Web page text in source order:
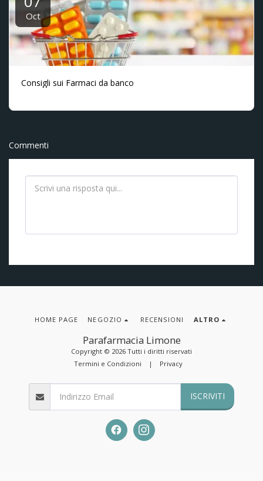
Oct
Consigli sui Farmaci da banco
Commenti
Parafarmacia Limone
Copyright © 2026 Tutti i diritti riservati
Termini e Condizioni | Privacy
HOME PAGE NEGOZIO RECENSIONI ALTRO
ISCRIVITI